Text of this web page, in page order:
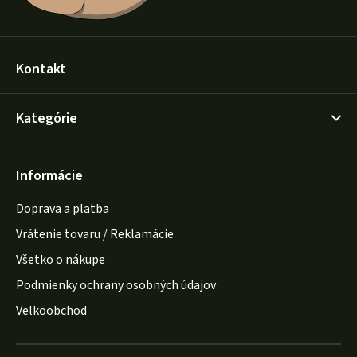
Kontakt
Kategórie
Informácie
Doprava a platba
Vrátenie tovaru / Reklamácie
Všetko o nákupe
Podmienky ochrany osobných údajov
Velkoobchod